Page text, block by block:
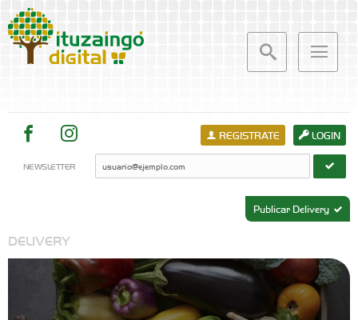
LOGIN
REGISTRATE
NEWSLETTER
Publicar Delivery
DELIVERY